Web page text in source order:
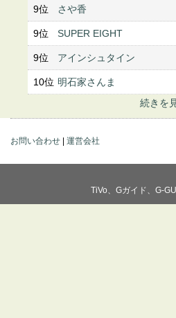
9位 さや香
9位 SUPER EIGHT
9位 アインシュタイン
10位 明石家さんま
続きを
お問い合わせ 運営会社
TiVo、Gガイド、G-